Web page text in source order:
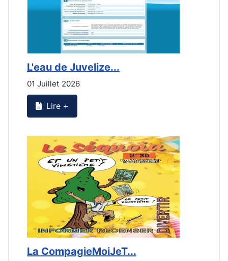
L'eau de Juvelize...
01 Juillet 2026
Lire +
La CompagieMoiJeT...